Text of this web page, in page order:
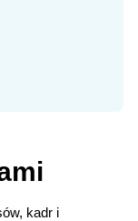
kadr i